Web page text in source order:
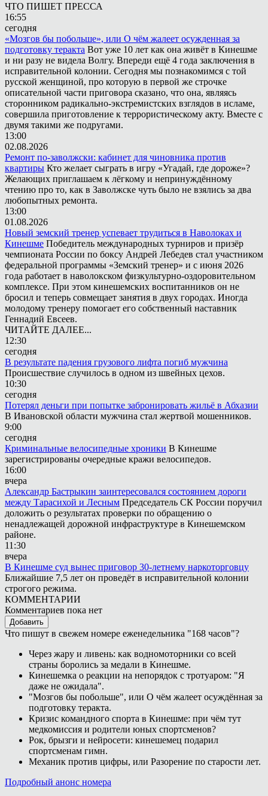
ЧТО ПИШЕТ ПРЕССА
16:55
сегодня
«Мозгов бы побольше», или О чём жалеет осужденная за
подготовку теракта Вот уже 10 лет как она живёт в Кинешме
и ни разу не видела Волгу. Впереди ещё 4 года заключения в
исправительной колонии. Сегодня мы познакомимся с той
русской женщиной, про которую в первой же строчке
описательной части приговора сказано, что она, являясь
сторонником радикально-экстремистских взглядов в исламе,
совершила приготовление к террористическому акту. Вместе с
двумя такими же подругами.
13:00
02.08.2026
Ремонт по-заволжски: кабинет для чиновника против
квартиры Кто желает сыграть в игру «Угадай, где дороже»?
Желающих приглашаем к лёгкому и непринуждённому
чтению про то, как в Заволжске чуть было не взялись за два
любопытных ремонта.
13:00
01.08.2026
Новый земский тренер успевает трудиться в Наволоках и
Кинешме Победитель международных турниров и призёр
чемпионата России по боксу Андрей Лебедев стал участником
федеральной программы «Земский тренер» и с июня 2026
года работает в наволокском физкультурно-оздоровительном
комплексе. При этом кинешемских воспитанников он не
бросил и теперь совмещает занятия в двух городах. Иногда
молодому тренеру помогает его собственный наставник
Геннадий Евсеев.
ЧИТАЙТЕ ДАЛЕЕ...
12:30
сегодня
В результате падения грузового лифта погиб мужчина
Происшествие случилось в одном из швейных цехов.
10:30
сегодня
Потерял деньги при попытке забронировать жильё в Абхазии
В Ивановской области мужчина стал жертвой мошенников.
9:00
сегодня
Криминальные велосипедные хроники В Кинешме
зарегистрированы очередные кражи велосипедов.
16:00
вчера
Александр Бастрыкин заинтересовался состоянием дороги
между Тарасихой и Лесным Председатель СК России поручил
доложить о результатах проверки по обращению о
ненадлежащей дорожной инфраструктуре в Кинешемском
районе.
11:30
вчера
В Кинешме суд вынес приговор 30-летнему наркоторговцу
Ближайшие 7,5 лет он проведёт в исправительной колонии
строгого режима.
КОММЕНТАРИИ
Комментариев пока нет
Добавить
Что пишут в свежем номере еженедельника "168 часов"?
Через жару и ливень: как водномоторники со всей
страны боролись за медали в Кинешме.
Кинешемка о реакции на непорядок с тротуаром: "Я
даже не ожидала".
"Мозгов бы побольше", или О чём жалеет осуждённая за
подготовку теракта.
Кризис командного спорта в Кинешме: при чём тут
медкомиссия и родители юных спортсменов?
Рок, брызги и нейросети: кинешемец подарил
спортсменам гимн.
Механик против цифры, или Разорение по старости лет.
Подробный анонс номера